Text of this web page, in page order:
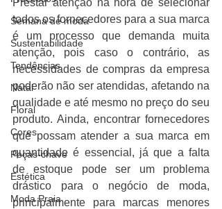
Semana de moda
Sustentabilidade
Tendências
Natal
Floral
Cores
Peças-chave
Estética
Moda Praia
Prestar atenção na hora de selecionar
todos os fornecedores para a sua marca
é um processo que demanda muita
atenção, pois caso o contrário, as
necessidades de compras da empresa
poderão não ser atendidas, afetando na
qualidade e até mesmo no preço do seu
produto. Ainda, encontrar fornecedores
que possam atender a sua marca em
quantidade é essencial, já que a falta
de estoque pode ser um problema
drástico para o negócio de moda,
principalmente para marcas menores